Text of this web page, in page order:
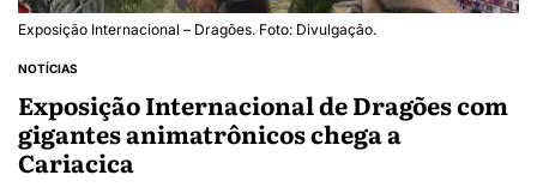
Exposição Internacional – Dragões. Foto: Divulgação.
NOTÍCIAS
Exposição Internacional de Dragões com
gigantes animatrônicos chega a
Cariacica